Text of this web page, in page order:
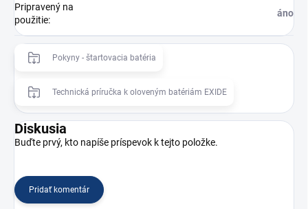
Pripravený na
použitie:
áno
Pokyny - štartovacia batéria
Technická príručka k oloveným batériám EXIDE
Diskusia
Buďte prvý, kto napíše príspevok k tejto položke.
Pridať komentár